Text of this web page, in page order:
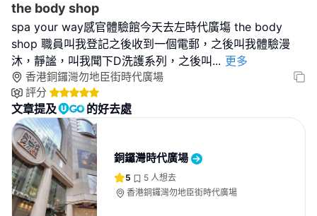
the body shop
spa your way感官體驗館今天去左時代廣塲 the body
shop 職員叫我登記之後收到一個電郵，之後叫我體驗漫
沐，靜謐，叫我聞下D洗護系列，之後叫 ... 更多
香港銅鑼灣勿地臣街時代廣場
評分
文章提及 的好去處
銅鑼灣時代廣場
5 5 人想去
香港銅鑼灣勿地臣街時代廣場